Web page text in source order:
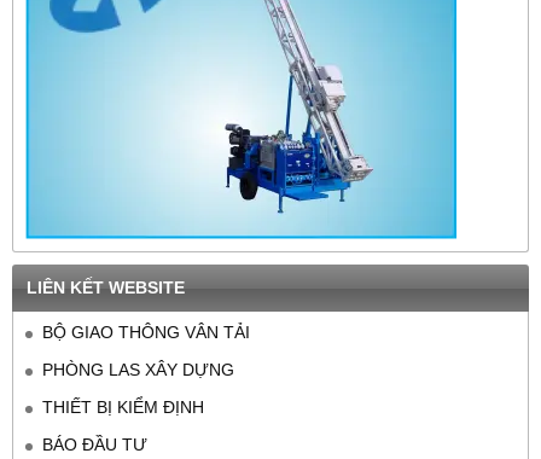
LIÊN KẾT WEBSITE
BỘ GIAO THÔNG VÂN TẢI
PHÒNG LAS XÂY DỰNG
THIẾT BỊ KIỂM ĐỊNH
BÁO ĐẦU TƯ